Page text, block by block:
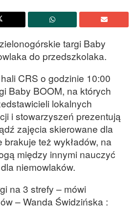
targi Baby
do przedszkolaka.
CRS o godzinie 10:00
Baby BOOM, na których
lokalnych
i stowarzyszeń prezentują
zajęcia skierowane dla
brakuje też wykładów, na
między innymi nauczyć
niemowlaków.
na 3 strefy – mówi
– Wanda Świdzińska :